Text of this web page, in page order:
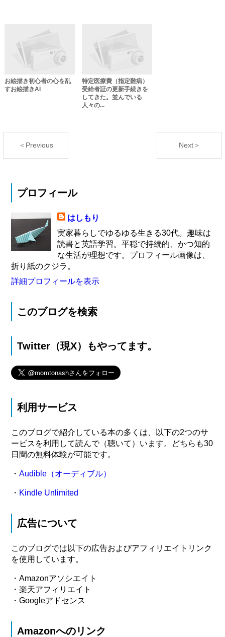
お絵描き初心者の心を乱
すお絵描きAI
特定医療費（指定難病）
受給者証の更新手続きを
してきた。並んでいる
人々の...
＜Previous Next＞
プロフィール
はしもり
実家暮らしでゆるゆる生きる30代。趣味は
読書と英語学習。平穏で持続的、かつ知的
な生活が理想です。プロフィール画像は、
折り紙のクジラ。
詳細プロフィールを表示
このブログを検索
Twitter（現X）もやってます。
利用サービス
このブログで紹介している本の多くは、以下の2つのサ
ービスを利用して読んで（聴いて）います。どちらも30
日間の無料体験が可能です。
・Audible（オーディブル）
・ Kindle Unlimited
広告について
このブログでは以下の広告およびアフィリエイトリンク
を使用しています。
・Amazonアソシエイト
・楽天アフィリエイト
・Googleアドセンス
Amazonへのリンク